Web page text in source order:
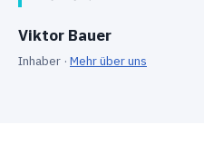
Viktor Bauer
Inhaber · Mehr über uns